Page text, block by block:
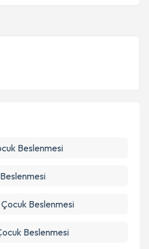
e-posta ile bilgilendireceğiz.
ve kişisel verilerimin belirtilen
Beslenmesi
Beslenmesi
Beslenmesi